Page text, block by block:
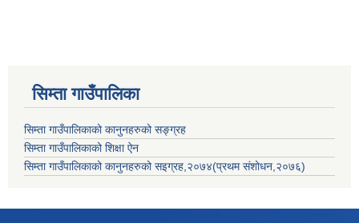
सिम्ता गाउँपालिका
सिम्ता गाउँपालिकाको कानुनहरुको सङ्ग्रह
सिम्ता गाउँपालिकाको शिक्षा ऐन
सिम्ता गाउँपालिकाको कानुनहरुको सइग्रह,२०७४(प्रथम संशोधन,२०७६)